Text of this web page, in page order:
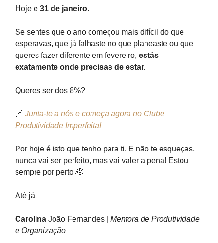
Hoje é 31 de janeiro.
Se sentes que o ano começou mais difícil do que
esperavas, que já falhaste no que planeaste ou que
queres fazer diferente em fevereiro, estás
exatamente onde precisas de estar.
Queres ser dos 8%?
🔗 Junta-te a nós e começa agora no Clube
Produtividade Imperfeita!
Por hoje é isto que tenho para ti. E não te esqueças,
nunca vai ser perfeito, mas vai valer a pena! Estou
sempre por perto 🫡
Até já,
Carolina João Fernandes | Mentora de Produtividade
e Organização